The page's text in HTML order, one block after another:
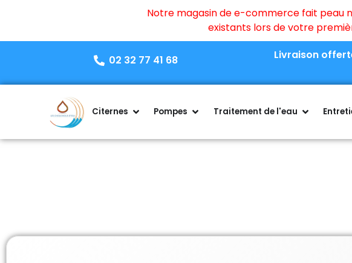
Notre magasin de e-commerce fait peau
existants lors de votre
02 32 77 41 68 Livraison
Citernes Pompes Traitement de l'eau